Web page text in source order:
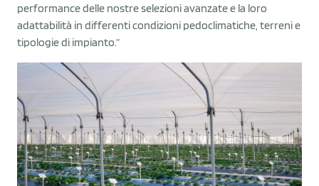
performance delle nostre selezioni avanzate e la loro
adattabilità in differenti condizioni pedoclimatiche, terreni e
tipologie di impianto.”